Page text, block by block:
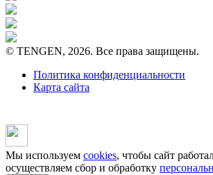
© TENGEN, 2026. Все права защищены.
Политика конфиденциальности
Карта сайта
Мы используем cookies, чтобы сайт
осуществляем сбор и обработку